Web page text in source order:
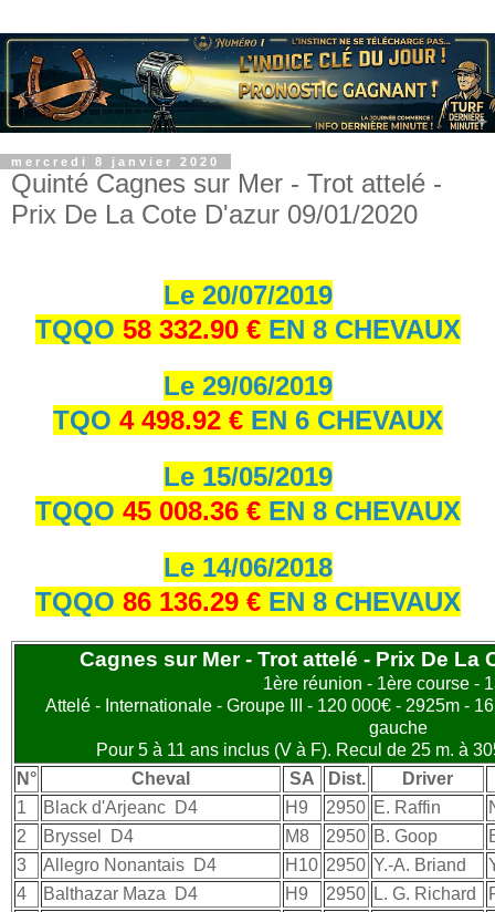
mercredi 8 janvier 2020
Quinté Cagnes sur Mer - Trot attelé -
Prix De La Cote D'azur 09/01/2020
Le 20/07/2019
TQQO 58 332.90 €EN 8 CHEVAUX
Le 29/06/2019
TQO 4 498.92 €EN 6 CHEVAUX
Le 15/05/2019
TQQO 45 008.36 €EN 8 CHEVAUX
Le 14/06/2018
TQQO 86 136.29 €EN 8 CHEVAUX
Cagnes sur Mer - Trot attelé - Prix De La
1ère réunion - 1ère course -
Attelé - Internationale - Groupe III - 120 000€ - 2925m -
gauche
Pour 5 à 11 ans inclus (V à F). Recul de 25 m. à
N°
Cheval SA Dist.
Driver
1
Black d'Arjeanc D4 H9 2950 E. Raffin
2
Bryssel D4 M8 2950 B. Goop
3
Allegro Nonantais D4 H10 2950 Y.-A. Briand
4
Balthazar Maza D4 H9 2950 L. G. Richard